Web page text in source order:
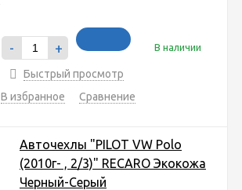
- + В наличии
Быстрый просмотр
В избранное
Сравнение
Авточехлы "PILOT VW Polo
(2010г- , 2/3)" RECARO Экокожа
Черный-Серый